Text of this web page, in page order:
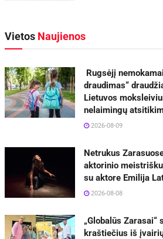
Vietos Naujienos
Rugsėjį
draudimas“
Lietuvos
nelaimingų
2026-08-09
Netrukus
aktorinio
su aktore Emilija
2026-08-08
„Globalūs Zarasai“
kraštiečius iš